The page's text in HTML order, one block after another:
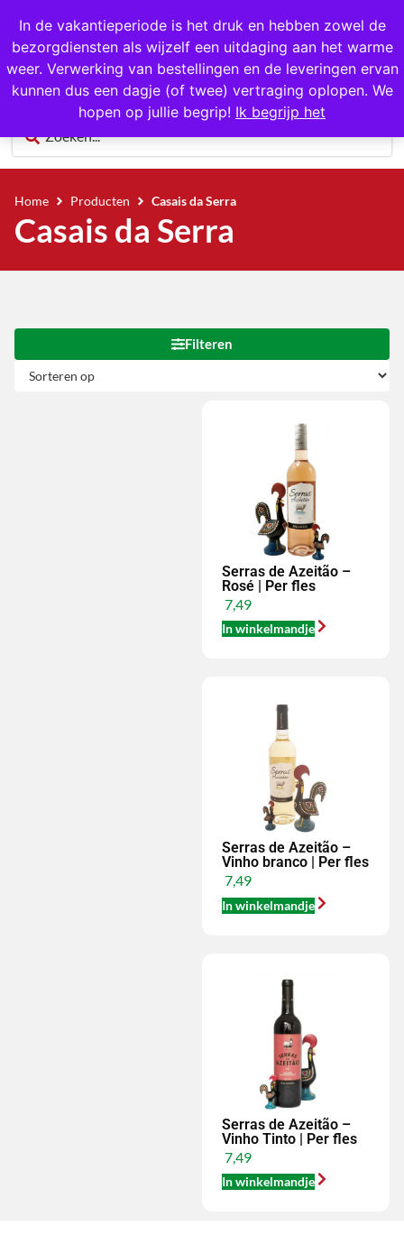
In de vakantieperiode is het druk en hebben zowel de
bezorgdiensten als wijzelf een uitdaging aan het warme
weer. Verwerking van bestellingen en de leveringen ervan
kunnen dus een dagje (of twee) vertraging oplopen. We
hopen op jullie begrip! Ik begrijp het
1000+ producten op voorraad
0
Home Producten Casais da Serra
Casais da Serra
Filteren
Serras de Azeitão –
Rosé | Per fles
7,49
In winkelmandje
Serras de Azeitão –
Vinho branco | Per fles
7,49
In winkelmandje
Serras de Azeitão –
Vinho Tinto | Per fles
7,49
In winkelmandje